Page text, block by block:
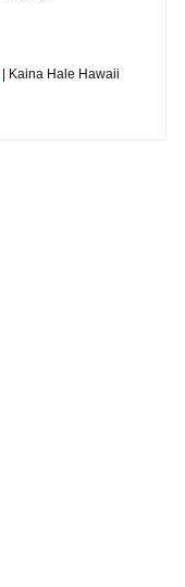
| Kaina Hale Hawaii